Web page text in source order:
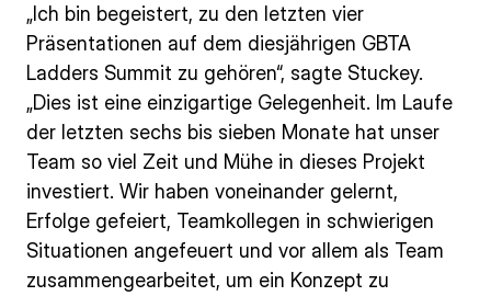
„Ich bin begeistert, zu den letzten vier
Präsentationen auf dem diesjährigen GBTA
Ladders Summit zu gehören“, sagte Stuckey.
„Dies ist eine einzigartige Gelegenheit. Im Laufe
der letzten sechs bis sieben Monate hat unser
Team so viel Zeit und Mühe in dieses Projekt
investiert. Wir haben voneinander gelernt,
Erfolge gefeiert, Teamkollegen in schwierigen
Situationen angefeuert und vor allem als Team
zusammengearbeitet, um ein Konzept zu